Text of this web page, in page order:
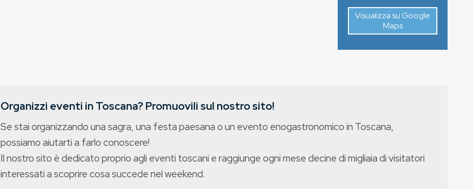
Visualizza su Google
Maps
Organizzi eventi in Toscana? Promuovili sul nostro sito!
Se stai organizzando una sagra, una festa paesana o un evento enogastronomico in Toscana,
possiamo aiutarti a farlo conoscere!
Il nostro sito è dedicato proprio agli eventi toscani e raggiunge ogni mese decine di migliaia di visitatori
interessati a scoprire cosa succede nel weekend.